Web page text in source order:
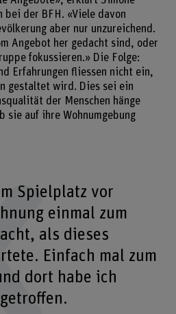
der BFH. «Viele davon
aber nur unzureichend.
Angebot her gedacht sind, oder
fokussieren.» Die Folge:
Erfahrungen fliessen nicht ein,
gestaltet wird. Dies sei ein
der Menschen hänge
sie auf ihre Wohnumgebung
Spielplatz vor
einmal zum
als dieses
Einfach mal zum
dort habe ich